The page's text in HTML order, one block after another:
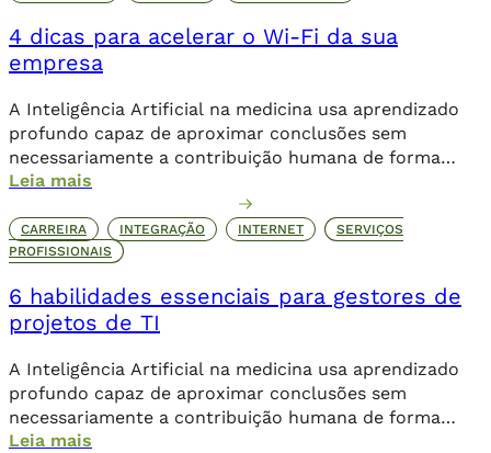
4 dicas para acelerar o Wi-Fi da sua
empresa
A Inteligência Artificial na medicina usa aprendizado
profundo capaz de aproximar conclusões sem
necessariamente a contribuição humana de forma
direta.
Leia mais
CARREIRA INTEGRAÇÃO INTERNET
SERVIÇOS
PROFISSIONAIS
6 habilidades essenciais para gestores de
projetos de TI
A Inteligência Artificial na medicina usa aprendizado
profundo capaz de aproximar conclusões sem
necessariamente a contribuição humana de forma
direta.
Leia mais